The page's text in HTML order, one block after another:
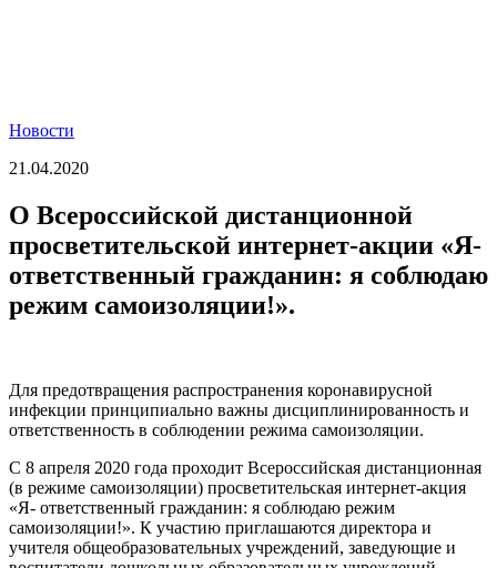
Новости
21.04.2020
О Всероссийской дистанционной
просветительской интернет-акции «Я-
ответственный гражданин: я соблюдаю
режим самоизоляции!».
Для предотвращения распространения коронавирусной
инфекции принципиально важны дисциплинированность и
ответственность в соблюдении режима самоизоляции.
С 8 апреля 2020 года проходит Всероссийская дистанционная
(в режиме самоизоляции) просветительская интернет-акция
«Я- ответственный гражданин: я соблюдаю режим
самоизоляции!». К участию приглашаются директора и
учителя общеобразовательных учреждений, заведующие и